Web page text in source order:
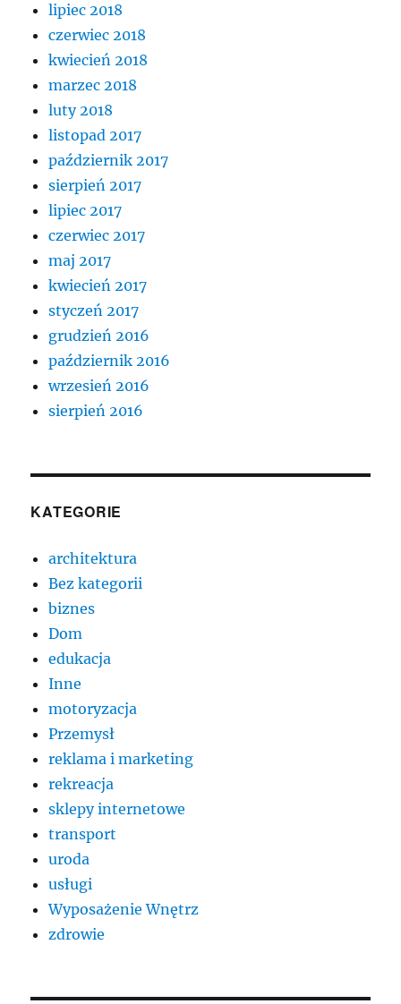
lipiec 2018
czerwiec 2018
kwiecień 2018
marzec 2018
luty 2018
listopad 2017
październik 2017
sierpień 2017
lipiec 2017
czerwiec 2017
maj 2017
kwiecień 2017
styczeń 2017
grudzień 2016
październik 2016
wrzesień 2016
sierpień 2016
KATEGORIE
architektura
Bez kategorii
biznes
Dom
edukacja
Inne
motoryzacja
Przemysł
reklama i marketing
rekreacja
sklepy internetowe
transport
uroda
usługi
Wyposażenie Wnętrz
zdrowie